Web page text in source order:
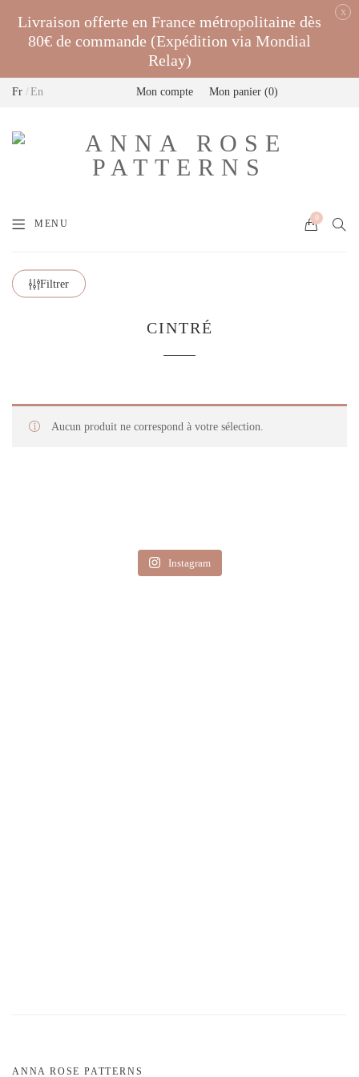
Fr En Mon compte Mon panier 0
MENU
0
CINTRÉ
Filtrer
Aucun produit ne correspond à votre sélection.
Instagram
ANNA ROSE PATTERNS
Livraison offerte en France métropolitaine dès
80€ de commande (Expédition via Mondial
Relay)
x